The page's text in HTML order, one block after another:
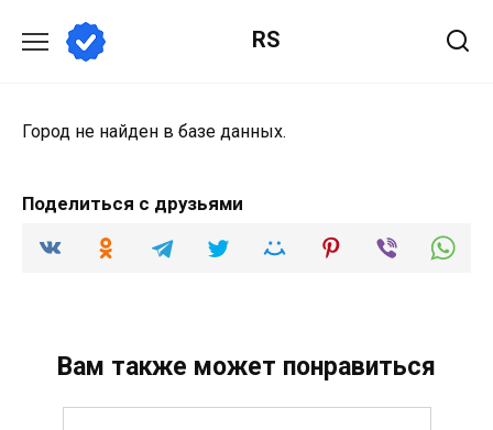
содержанию
RS
Город не найден в базе данных.
Поделиться с друзьями
Вам также может понравиться